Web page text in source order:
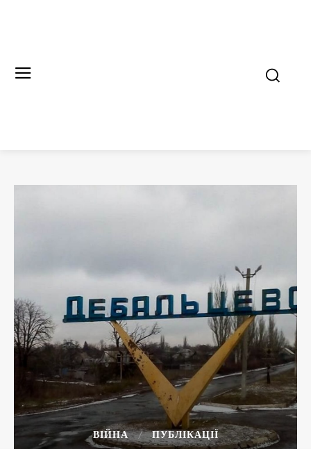
ВІЙНА ПУБЛІКАЦІЇ